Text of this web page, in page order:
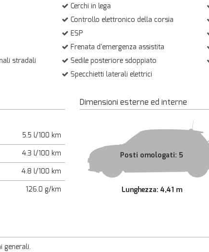
stradali
Cerchi in lega
Controllo elettronico della corsia
ESP
Frenata d'emergenza assistita
Sedile posteriore sdoppiato
Specchietti laterali elettrici
5.5 l/100 km
4.3 l/100 km
4.8 l/100 km
126.0 g/km
Dimensioni esterne ed interne
Posti omologati: 5
Lunghezza: 4,41 m
generali.